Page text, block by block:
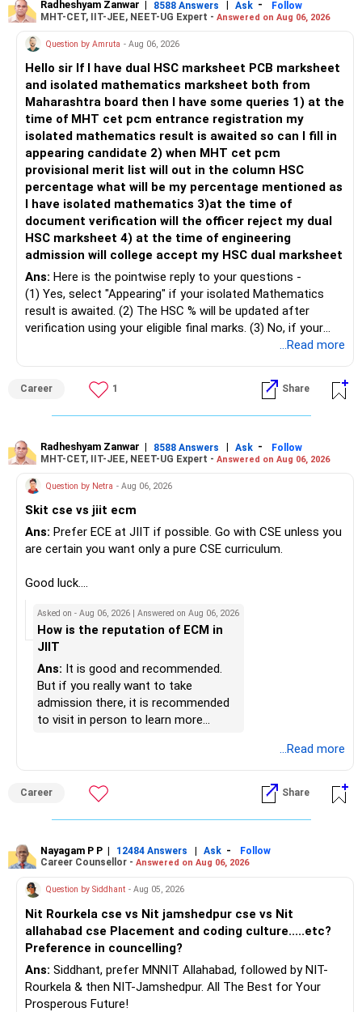
टर्म इंश्योरेंस + म्यूचुअल फंड के लाभ
कवरेज प्रदान करता है। यह सुनिश्चित करता है कि आपको रिटर्न पर समझौता
किए बिना अपने परिवार के लिए पर्याप्त वित्तीय सुरक्षा मिले।
बेहतर निवेश रिटर्न: म्यूचुअल फंड, विशेष रूप से सक्रिय रूप से प्रबंधित फंड,
समय के साथ उच्च रिटर्न प्रदान करने की क्षमता रखते हैं। आप अपनी
जोखिम क्षमता, समय सीमा और वित्तीय लक्ष्यों के आधार पर फंड चुन सकते हैं।
निवेश में लचीलापन: म्यूचुअल फंड के साथ, आपके पास अपनी ज़रूरतों के
अनुसार निवेश करने या निकालने का लचीलापन होता है। आप अपनी जोखिम
प्रोफ़ाइल के आधार पर इक्विटी, डेट या हाइब्रिड फंड में निवेश कर सकते हैं।
कोई लॉक-इन अवधि नहीं है (ईएलएसएस को छोड़कर), और आप जब चाहें
अपने पैसे का उपयोग कर सकते हैं।
पारदर्शिता: म्यूचुअल फंड पारदर्शी प्रदर्शन रिपोर्ट प्रदान करते हैं और निवेश
सह बीमा योजनाओं की तुलना में कम प्रबंधन लागत रखते हैं। आप अपने
पोर्टफोलियो के प्रदर्शन को आसानी से ट्रैक कर सकते हैं।
अंतिम जानकारी
एसबीआई लाइफ़ स्मार्ट स्कॉलर से टर्म इंश्योरेंस और म्यूचुअल फंड के संयोजन
अधिक कुशल तरीका हो सकता है। आप लागत कम कर सकते हैं, रिटर्न बढ़ा
लिए उपयुक्त म्यूचुअल फंड चुनें।
के. रामलिंगम, एमबीए, सीएफपी,
मुख्य वित्तीय योजनाकार,
www.holisticinvestment.in
https://www.youtube.com/@HolisticInvestment
more suitable for this type of fund.
– Returns cannot be guaranteed. Good performance in the
past does not ensure similar returns in the future.
– Momentum strategies can underperform for long periods
when market trends reverse.
– This fund may witness sharper ups and downs than
diversified equity funds.
– Investing Rs.5,000 per month through SIP is a disciplined
approach and helps reduce timing risk.
For most investors, I prefer actively managed diversified
equity funds over momentum index funds because:
– Fund managers can reduce exposure to expensive or
weak sectors.
– They can adapt to changing market conditions.
– They aim to manage downside risk better during volatile
markets.
investment, choose a diversified actively managed mutual
fund instead of putting the entire Rs.5,000 into a
momentum fund. If you already have a well-diversified
portfolio, a small allocation to a momentum strategy can
be considered as a satellite investment, not the main one.
Best Regards,
K. Ramalingam, MBA, CFP,
AMFI-Registered MFD – ARN 4188
www.holisticinvestment.in
https://www.linkedin.com/in/ramalingamcfp/
Radheshyam Zanwar | 8588 Answers | Ask -
Follow
MHT-CET, IIT-JEE, NEET-UG Expert - Answered on Aug 06, 2026
Question by Amruta - Aug 06, 2026
Hello sir If I have dual HSC marksheet PCB marksheet
and isolated mathematics marksheet both from
Maharashtra board then I have some queries 1) at the
time of MHT cet pcm entrance registration my
isolated mathematics result is awaited so can I fill in
appearing candidate 2) when MHT cet pcm
provisional merit list will out in the column HSC
percentage what will be my percentage mentioned as
I have isolated mathematics 3)at the time of
document verification will the officer reject my dual
HSC marksheet 4) at the time of engineering
admission will college accept my HSC dual marksheet
Ans: Here is the pointwise reply to your questions -
(1) Yes, select "Appearing" if your isolated Mathematics
result is awaited. (2) The HSC % will be updated after
verification using your eligible final marks. (3) No, if your
documents comply with Maharashtra Board rules, they
isolated Mathematics marksheets if they meet CET Cell
eligibility.
Follow me if you receive this reply.
Radheshyam
...Read more
Career 1 Share
Radheshyam Zanwar | 8588 Answers | Ask -
Follow
MHT-CET, IIT-JEE, NEET-UG Expert - Answered on Aug 06, 2026
Question by Netra - Aug 06, 2026
Skit cse vs jiit ecm
Ans: Prefer ECE at JIIT if possible. Go with CSE unless you
are certain you want only a pure CSE curriculum.
Good luck.
Radheshyam
Asked on - Aug 06, 2026 | Answered on Aug 06, 2026
How is the reputation of ECM in
JIIT
Ans: It is good and recommended.
But if you really want to take
admission there, it is recommended
to visit in person to learn more
...Read more
Career Share
Nayagam P P | 12484 Answers | Ask -
Follow
Career Counsellor - Answered on Aug 06, 2026
Question by Siddhant - Aug 05, 2026
Nit Rourkela cse vs Nit jamshedpur cse vs Nit
allahabad cse Placement and coding culture.....etc?
Preference in councelling?
Ans: Siddhant, prefer MNNIT Allahabad, followed by NIT-
Rourkela & then NIT-Jamshedpur. All The Best for Your
Prosperous Future!